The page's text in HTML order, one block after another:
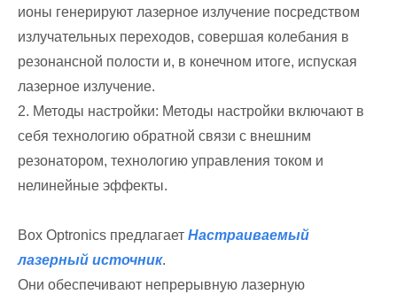
ионы генерируют лазерное излучение посредством
излучательных переходов, совершая колебания в
резонансной полости и, в конечном итоге, испуская
лазерное излучение.
2. Методы настройки: Методы настройки включают в
себя технологию обратной связи с внешним
резонатором, технологию управления током и
нелинейные эффекты.
Box Optronics предлагает Настраиваемый
лазерный источник.
Они обеспечивают непрерывную лазерную